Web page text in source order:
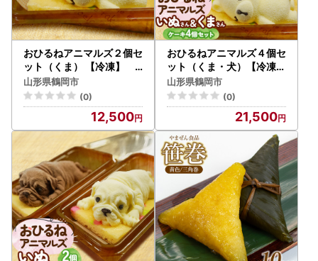
おひるねアニマルズ２個セ
ット（くま） 【冷凍】
藤田菓子舗
山形県鶴岡市
(0)
12,500
おひるねアニマルズ４個セ
ット（くま・犬）【冷凍】
藤田菓子舗
山形県鶴岡市
(0)
21,500